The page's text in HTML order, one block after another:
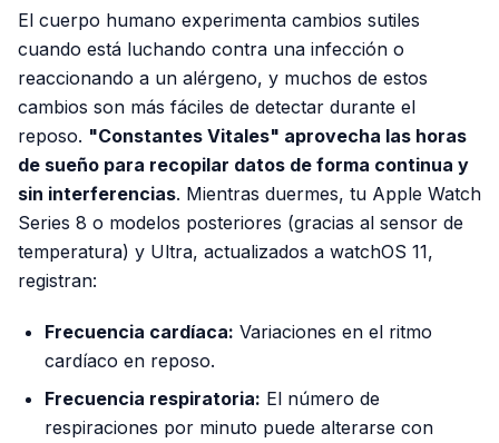
El cuerpo humano experimenta cambios sutiles
cuando está luchando contra una infección o
reaccionando a un alérgeno, y muchos de estos
cambios son más fáciles de detectar durante el
reposo. "Constantes Vitales" aprovecha las horas
de sueño para recopilar datos de forma continua y
sin interferencias. Mientras duermes, tu Apple Watch
Series 8 o modelos posteriores (gracias al sensor de
temperatura) y Ultra, actualizados a watchOS 11,
registran:
Frecuencia cardíaca: Variaciones en el ritmo
cardíaco en reposo.
Frecuencia respiratoria: El número de
respiraciones por minuto puede alterarse con